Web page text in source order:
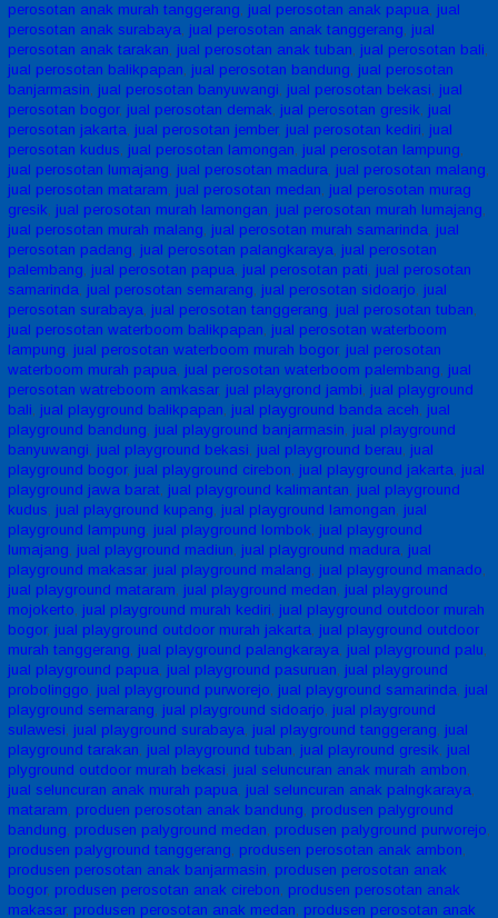
perosotan anak murah tanggerang, jual perosotan anak papua, jual
perosotan anak surabaya, jual perosotan anak tanggerang, jual
perosotan anak tarakan, jual perosotan anak tuban, jual perosotan bali,
jual perosotan balikpapan, jual perosotan bandung, jual perosotan
banjarmasin, jual perosotan banyuwangi, jual perosotan bekasi, jual
perosotan bogor, jual perosotan demak, jual perosotan gresik, jual
perosotan jakarta, jual perosotan jember, jual perosotan kediri, jual
perosotan kudus, jual perosotan lamongan, jual perosotan lampung,
jual perosotan lumajang, jual perosotan madura, jual perosotan malang,
jual perosotan mataram, jual perosotan medan, jual perosotan murag
gresik, jual perosotan murah lamongan, jual perosotan murah lumajang,
jual perosotan murah malang, jual perosotan murah samarinda, jual
perosotan padang, jual perosotan palangkaraya, jual perosotan
palembang, jual perosotan papua, jual perosotan pati, jual perosotan
samarinda, jual perosotan semarang, jual perosotan sidoarjo, jual
perosotan surabaya, jual perosotan tanggerang, jual perosotan tuban,
jual perosotan waterboom balikpapan, jual perosotan waterboom
lampung, jual perosotan waterboom murah bogor, jual perosotan
waterboom murah papua, jual perosotan waterboom palembang, jual
perosotan watreboom amkasar, jual playgrond jambi, jual playground
bali, jual playground balikpapan, jual playground banda aceh, jual
playground bandung, jual playground banjarmasin, jual playground
banyuwangi, jual playground bekasi, jual playground berau, jual
playground bogor, jual playground cirebon, jual playground jakarta, jual
playground jawa barat, jual playground kalimantan, jual playground
kudus, jual playground kupang, jual playground lamongan, jual
playground lampung, jual playground lombok, jual playground
lumajang, jual playground madiun, jual playground madura, jual
playground makasar, jual playground malang, jual playground manado,
jual playground mataram, jual playground medan, jual playground
mojokerto, jual playground murah kediri, jual playground outdoor murah
bogor, jual playground outdoor murah jakarta, jual playground outdoor
murah tanggerang, jual playground palangkaraya, jual playground palu,
jual playground papua, jual playground pasuruan, jual playground
probolinggo, jual playground purworejo, jual playground samarinda, jual
playground semarang, jual playground sidoarjo, jual playground
sulawesi, jual playground surabaya, jual playground tanggerang, jual
playground tarakan, jual playground tuban, jual playround gresik, jual
plyground outdoor murah bekasi, jual seluncuran anak murah ambon,
jual seluncuran anak murah papua, jual seluncuran anak palngkaraya,
mataram, produen perosotan anak bandung, produsen palyground
bandung, produsen palyground medan, produsen palyground purworejo,
produsen palyground tanggerang, produsen perosotan anak ambon,
produsen perosotan anak banjarmasin, produsen perosotan anak
bogor, produsen perosotan anak cirebon, produsen perosotan anak
makasar, produsen perosotan anak medan, produsen perosotan anak